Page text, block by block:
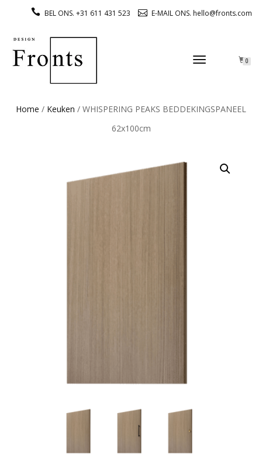
BEL ONS. +31 611 431 523 E-MAIL ONS. hello@fronts.com
TOGGLE
0
Home / Keuken / WHISPERING PEAKS BEDDEKINGSPANEEL
62x100cm